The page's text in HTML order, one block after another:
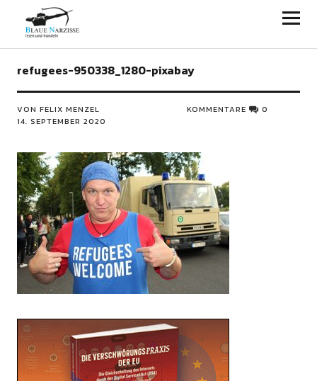
Blaue Narzisse
refugees-950338_1280-pixabay
VON FELIX MENZEL
14. SEPTEMBER 2020
KOMMENTARE 0